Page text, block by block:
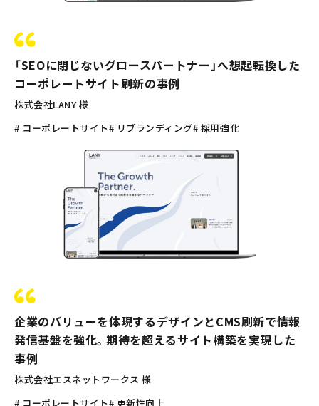
「SEOに閉じないグロースパートナー」へ想起転換した
コーポレートサイト刷新の事例
株式会社LANY 様
# コーポレートサイト# リブランディング# 採用強化
企業のバリューを体現するデザインとCMS刷新で情報
発信基盤を強化。期待を超えるサイト構築を実現した
事例
株式会社エスネットワークス 様
# コーポレートサイト# 更新性向上